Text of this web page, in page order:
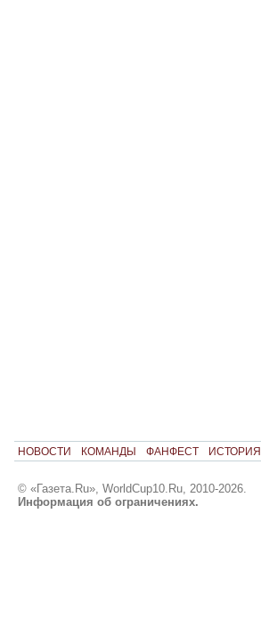
НОВОСТИ КОМАНДЫ ФАНФЕСТ ИСТОРИЯ
© «Газета.Ru», WorldCup10.Ru, 2010-2026.
Информация об ограничениях.